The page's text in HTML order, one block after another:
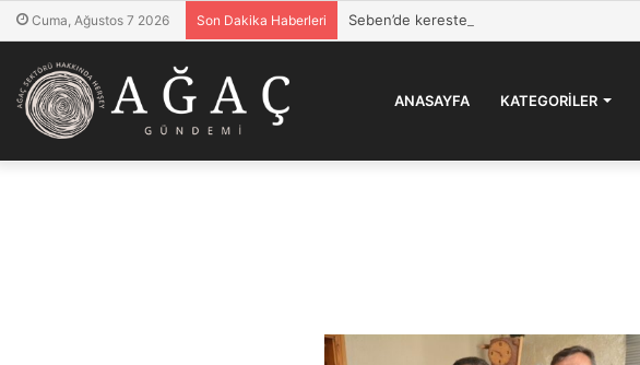
Cuma, Ağustos 7 2026 Son Dakika Haberleri Seben’de kereste kaçakçılığına operasyon !
ANASAYFA KATEGORILER